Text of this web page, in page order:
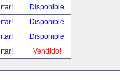
Disponible
Disponible
Disponible
Vendido!